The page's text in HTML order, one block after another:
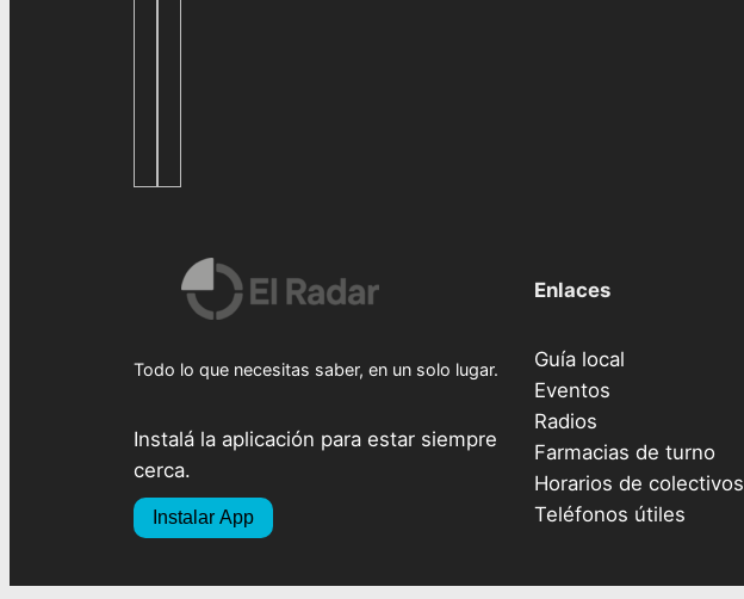
Todo lo que necesitas saber, en un solo lugar.
Instalá la aplicación para estar siempre
cerca.
Instalar App
Enlaces
Guía local
Eventos
Radios
Farmacias de turno
Horarios de colectivos
Teléfonos útiles